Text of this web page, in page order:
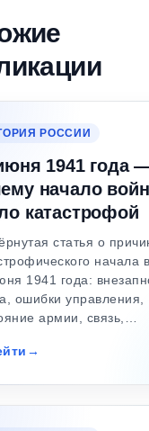
РОССИИ
1941 года
начало
катастрофой
статья о
начала
1941 года:
ошибки управления,
армии, связь,…